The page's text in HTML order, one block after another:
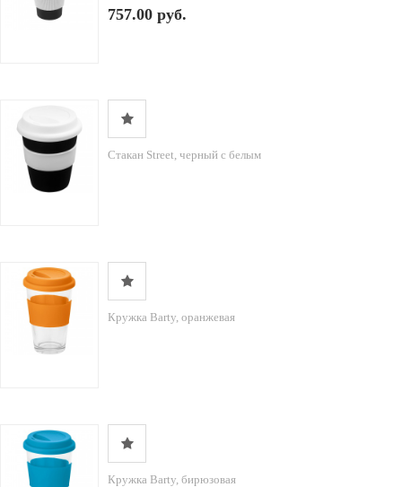
757.00 руб.
Стакан Street, черный с белым
Кружка Barty, оранжевая
Кружка Barty, бирюзовая